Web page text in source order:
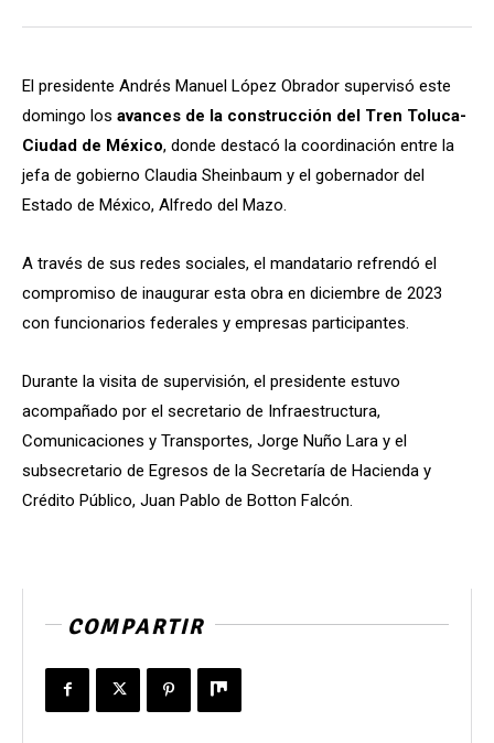
El presidente Andrés Manuel López Obrador supervisó este
domingo los avances de la construcción del Tren Toluca-
Ciudad de México, donde destacó la coordinación entre la
jefa de gobierno Claudia Sheinbaum y el gobernador del
Estado de México, Alfredo del Mazo.
A través de sus redes sociales, el mandatario refrendó el
compromiso de inaugurar esta obra en diciembre de 2023
con funcionarios federales y empresas participantes.
Durante la visita de supervisión, el presidente estuvo
acompañado por el secretario de Infraestructura,
Comunicaciones y Transportes, Jorge Nuño Lara y el
subsecretario de Egresos de la Secretaría de Hacienda y
Crédito Público, Juan Pablo de Botton Falcón.
COMPARTIR